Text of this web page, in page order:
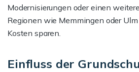
Modernisierungen oder einen
Regionen wie Memmingen oder
Kosten sparen.
Einfluss der